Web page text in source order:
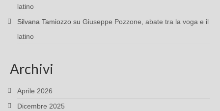
latino
Silvana Tamiozzo su Giuseppe Pozzone, abate tra la voga e il
latino
Archivi
Aprile 2026
Dicembre 2025